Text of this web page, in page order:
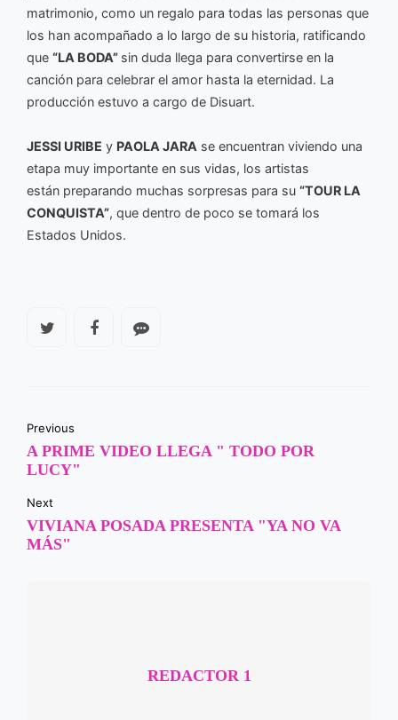
matrimonio, como un regalo para todas las personas que
los han acompañado a lo largo de su historia, ratificando
que “LA BODA” sin duda llega para convertirse en la
canción para celebrar el amor hasta la eternidad. La
producción estuvo a cargo de Disuart.
JESSI URIBE y PAOLA JARA se encuentran viviendo una
etapa muy importante en sus vidas, los artistas
están preparando muchas sorpresas para su “TOUR LA
CONQUISTA”, que dentro de poco se tomará los
Estados Unidos.
Previous
A PRIME VIDEO LLEGA " TODO POR
LUCY"
Next
VIVIANA POSADA PRESENTA "YA NO VA
MÁS"
REDACTOR 1